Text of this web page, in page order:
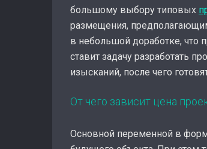
большому выбору типовых
размещения,
в небольшой доработке, что
ставит задачу разработать
изысканий, после чего
От чего зависит цена
Основной переменной в